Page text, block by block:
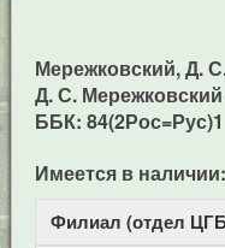
Мережковский, Д.
Д. С.
ББК: 84(2Рос=Рус)1
Имеется в наличии:
Филиал (отдел